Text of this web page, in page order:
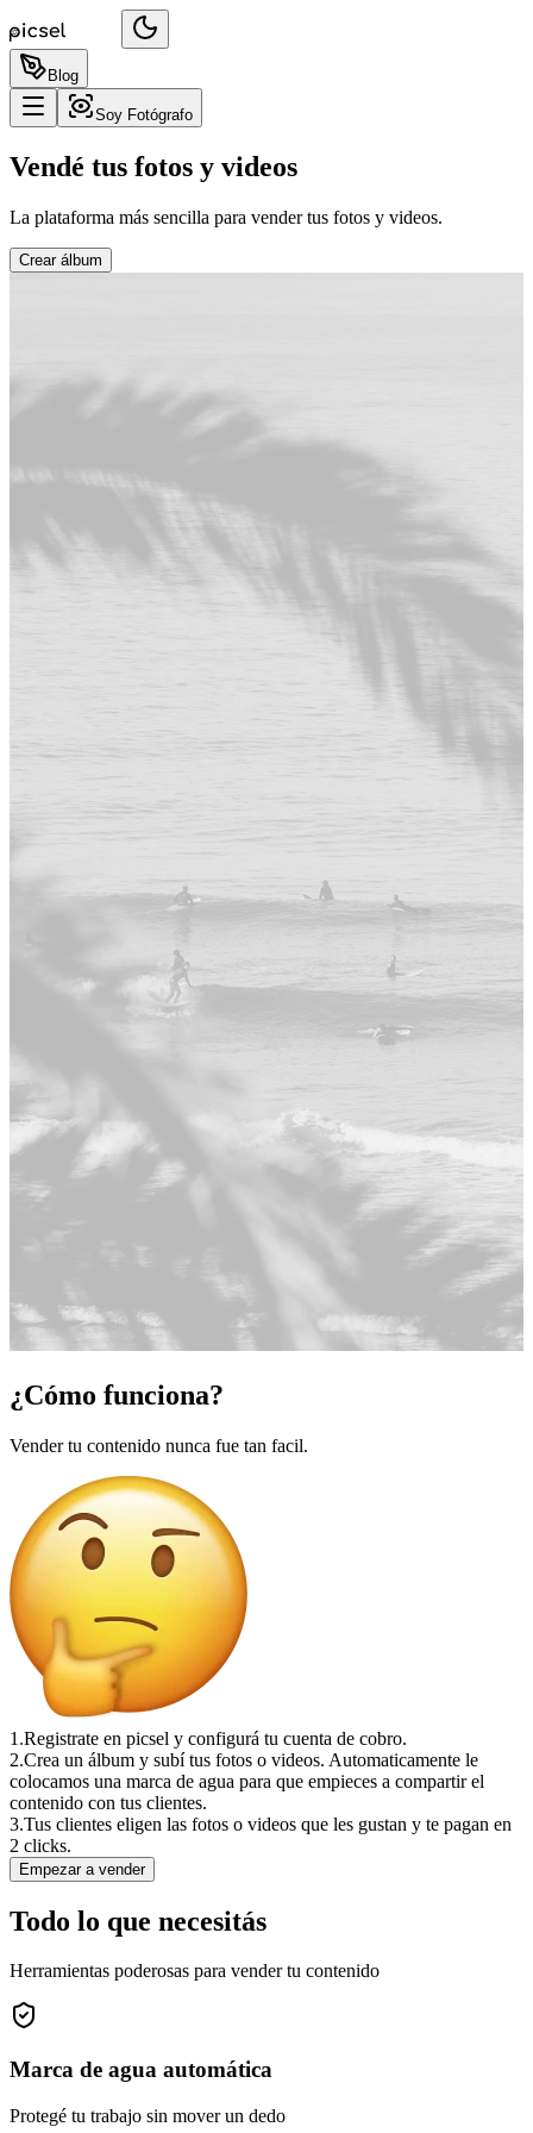
Blog
Soy Fotógrafo
Vendé tus fotos y videos
La plataforma más sencilla para vender tus fotos y videos.
Crear álbum
¿Cómo funciona?
Vender tu contenido nunca fue tan facil.
1.Registrate en picsel y configurá tu cuenta de cobro.
2.Crea un álbum y subí tus fotos o videos. Automaticamente le
colocamos una marca de agua para que empieces a compartir el
contenido con tus clientes.
3.Tus clientes eligen las fotos o videos que les gustan y te pagan en
2 clicks.
Empezar a vender
Todo lo que necesitás
Herramientas poderosas para vender tu contenido
Marca de agua automática
Protegé tu trabajo sin mover un dedo